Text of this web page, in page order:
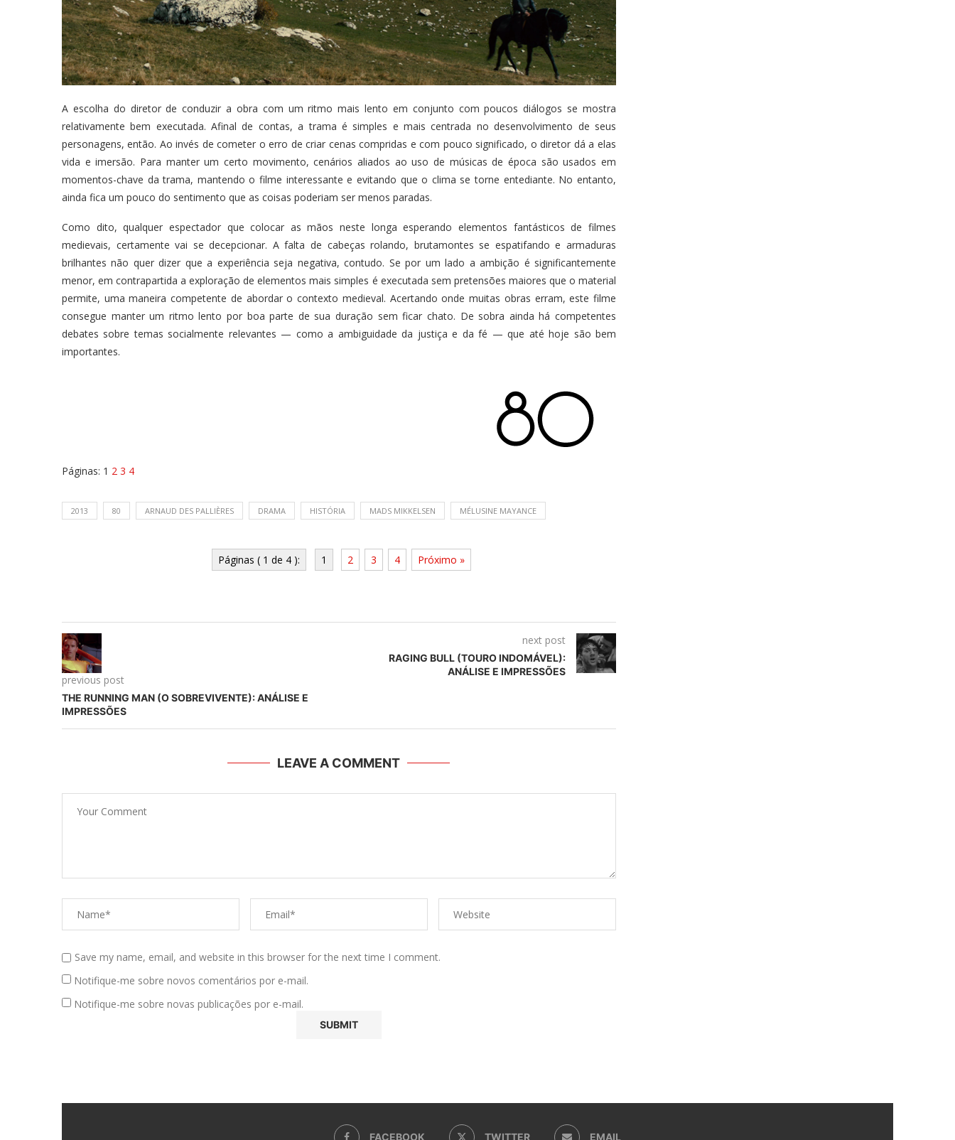
A escolha do diretor de conduzir a obra com um ritmo mais lento em conjunto com poucos diálogos se mostra
relativamente bem executada. Afinal de contas, a trama é simples e mais centrada no desenvolvimento de seus
personagens, então. Ao invés de cometer o erro de criar cenas compridas e com pouco significado, o diretor dá a elas
vida e imersão. Para manter um certo movimento, cenários aliados ao uso de músicas de época são usados em
momentos-chave da trama, mantendo o filme interessante e evitando que o clima se torne entediante. No entanto,
ainda fica um pouco do sentimento que as coisas poderiam ser menos paradas.
Como dito, qualquer espectador que colocar as mãos neste longa esperando elementos fantásticos de filmes
medievais, certamente vai se decepcionar. A falta de cabeças rolando, brutamontes se espatifando e armaduras
brilhantes não quer dizer que a experiência seja negativa, contudo. Se por um lado a ambição é significantemente
menor, em contrapartida a exploração de elementos mais simples é executada sem pretensões maiores que o material
permite, uma maneira competente de abordar o contexto medieval. Acertando onde muitas obras erram, este filme
consegue manter um ritmo lento por boa parte de sua duração sem ficar chato. De sobra ainda há competentes
debates sobre temas socialmente relevantes — como a ambiguidade da justiça e da fé — que até hoje são bem
importantes.
Páginas: 1 2 3 4
2013 80 ARNAUD DES PALLIÈRES DRAMA HISTÓRIA MADS MIKKELSEN MÉLUSINE MAYANCE
Páginas ( 1 de 4 ): 1 2 3 4 Próximo »
previous post
THE RUNNING MAN (O SOBREVIVENTE): ANÁLISE E
IMPRESSÕES
next post
RAGING BULL (TOURO INDOMÁVEL):
ANÁLISE E IMPRESSÕES
LEAVE A COMMENT
Save my name, email, and website in this browser for the next time I comment.
Notifique-me sobre novos comentários por e-mail.
Notifique-me sobre novas publicações por e-mail.
FACEBOOK TWITTER EMAIL